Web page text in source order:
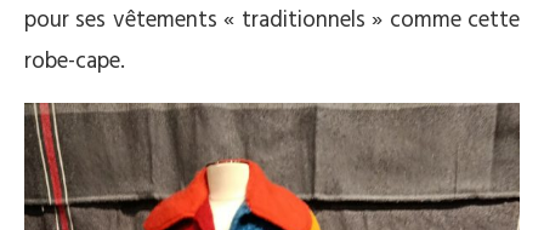
pour ses vêtements « traditionnels » comme cette
robe-cape.